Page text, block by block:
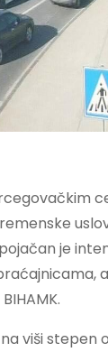
je
na viši stepen